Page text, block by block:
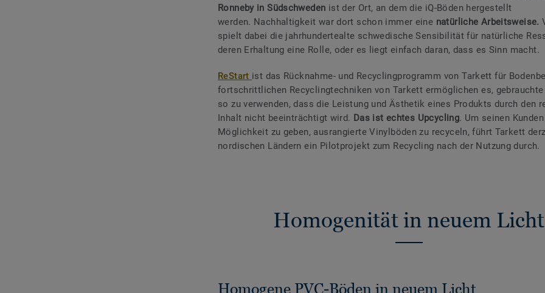
Ronneby in Südschweden ist der Ort, an dem die iQ-Böden hergestellt
werden. Nachhaltigkeit war dort schon immer eine natürliche Arbeitsweise.
spielt dabei die jahrhundertealte schwedische Sensibilität für natürliche
deren Erhaltung eine Rolle, oder es liegt einfach daran, dass es Sinn macht.
ReStart ist das Rücknahme- und Recyclingprogramm von Tarkett für
fortschrittlichen Recyclingtechniken von Tarkett ermöglichen es,
so zu verwenden, dass die Leistung und Ästhetik eines Produkts durch den
Inhalt nicht beeinträchtigt wird. Das ist echtes Upcycling. Um seinen
Möglichkeit zu geben, ausrangierte Vinylböden zu recyceln, führt Tarkett
nordischen Ländern ein Pilotprojekt zum Recycling nach der Nutzung durch.
Homogenität in neuem Licht
Homogene PVC-Böden in neuem Licht